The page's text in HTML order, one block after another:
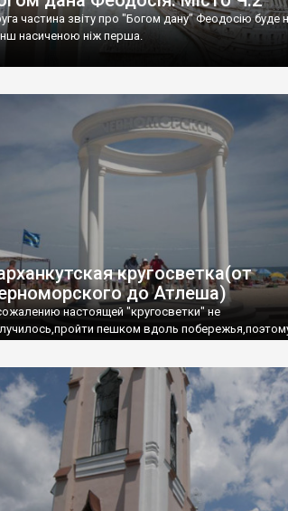
частина звіту про "Богом дану" Феодосію буде
насиченою ніж перша.
кругосветка(от
до Атлеша)
настоящей "кругосветки" не
пешком вдоль